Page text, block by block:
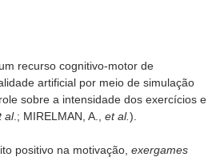
recurso cognitivo-motor de
artificial por meio de simulação
sobre a intensidade dos exercícios e
al.; MIRELMAN, A., et al.).
positivo na motivação, exergames